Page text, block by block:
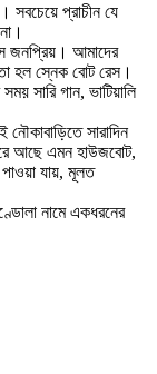
সবচেয়ে প্রাচীন যে
জনপ্রিয়। আমাদের
হল স্নেক বোট রেস।
সারি গান, ভাটিয়ালি
সারাদিন
আছে এমন হাউজবোট,
যায়, মূলত
নামে একধরনের